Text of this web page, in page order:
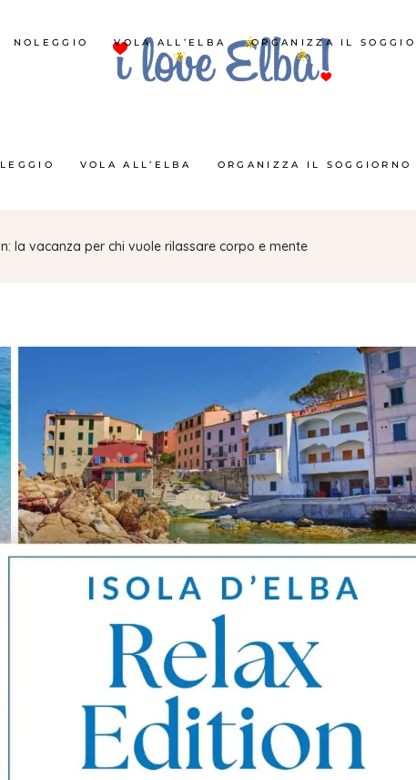
VOLA ALL’ELBA ORGANIZZA IL SOGGIORNO
NOLEGGIO VOLA ALL’ELBA ORGANIZZA IL
la vacanza per chi vuole rilassare corpo e mente